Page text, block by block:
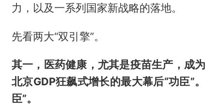
力，以及一系列国家新战略的落地。
先看两大“双引擎”。
其一，医药健康，尤其是疫苗生产，成为
北京GDP狂飙式增长的最大幕后“功臣”。
臣”。